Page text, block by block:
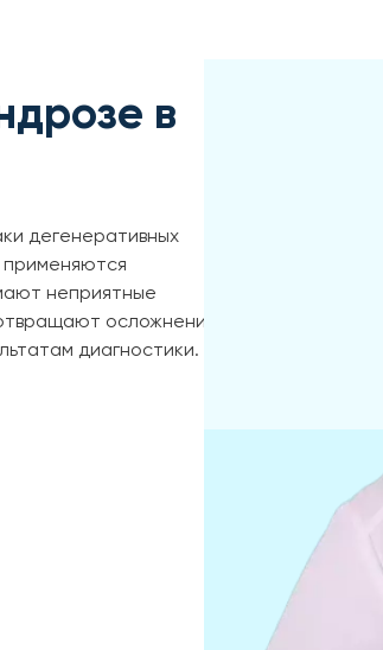
в
дегенеративных
применяются
неприятные
осложнения.
диагностики.